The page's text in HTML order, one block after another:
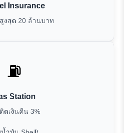
Insurance
งสุด 20 ล้านบาท
⛽
Station
ตเงินคืน 3%